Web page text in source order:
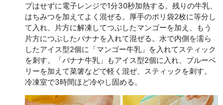
プはせずに電子レンジで1分30秒加熱する。残りの牛乳、
はちみつを加えてよく混ぜる。厚手のポリ袋2枚に等分し
て入れ、片方に解凍してつぶしたマンゴーを加え、もう
片方につぶしたバナナを入れて混ぜる。水で内側を濡ら
したアイス型2個に「マンゴー牛乳」を入れてスティック
を刺す。「バナナ牛乳」もアイス型2個に入れ、ブルーベ
リーを加えて菜箸などで軽く混ぜ、スティックを刺す。
冷凍室で3時間ほど冷やし固める。